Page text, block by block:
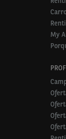
My